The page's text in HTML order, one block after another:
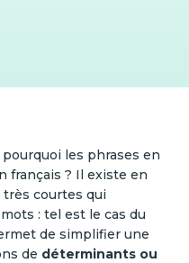
les phrases en
français ? Il existe en
courtes qui
: tel est le cas du
de simplifier une
de déterminants ou